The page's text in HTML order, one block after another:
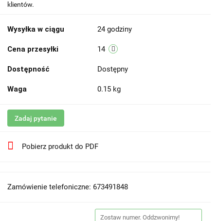
klientów.
Wysyłka w ciągu 24 godziny
Cena przesyłki 14
Dostępność Dostępny
Waga 0.15 kg
Zadaj pytanie
Pobierz produkt do PDF
Zamówienie telefoniczne: 673491848